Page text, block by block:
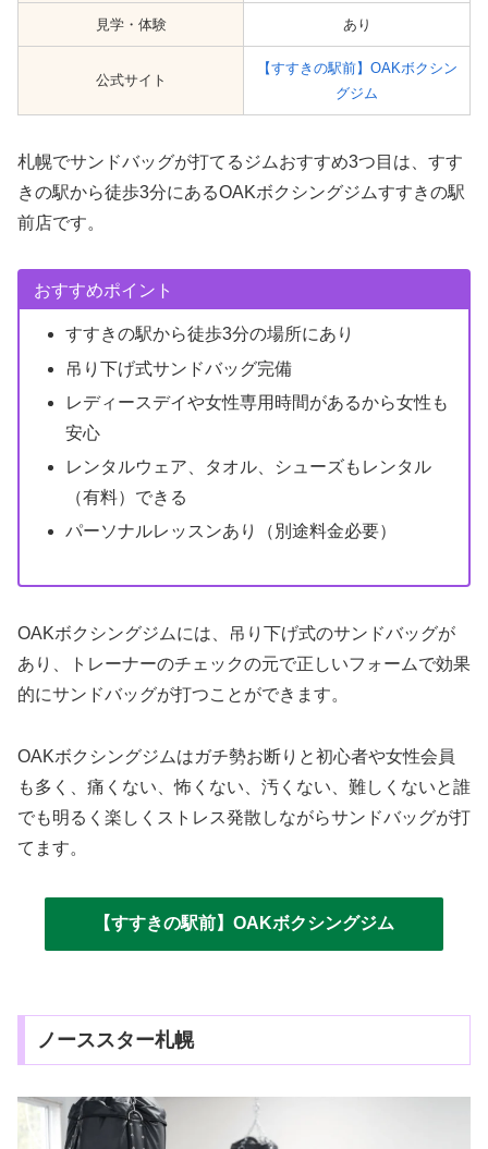
見学・体験 あり
公式サイト
【すすきの駅前】OAKボクシン
グジム
札幌でサンドバッグが打てるジムおすすめ3つ目は、すす
きの駅から徒歩3分にあるOAKボクシングジムすすきの駅
前店です。
おすすめポイント
すすきの駅から徒歩3分の場所にあり
吊り下げ式サンドバッグ完備
レディースデイや女性専用時間があるから女性も
安心
レンタルウェア、タオル、シューズもレンタル
（有料）できる
パーソナルレッスンあり（別途料金必要）
OAKボクシングジムには、吊り下げ式のサンドバッグが
あり、トレーナーのチェックの元で正しいフォームで効果
的にサンドバッグが打つことができます。
OAKボクシングジムはガチ勢お断りと初心者や女性会員
も多く、痛くない、怖くない、汚くない、難しくないと誰
でも明るく楽しくストレス発散しながらサンドバッグが打
てます。
【すすきの駅前】OAKボクシングジム
ノーススター札幌